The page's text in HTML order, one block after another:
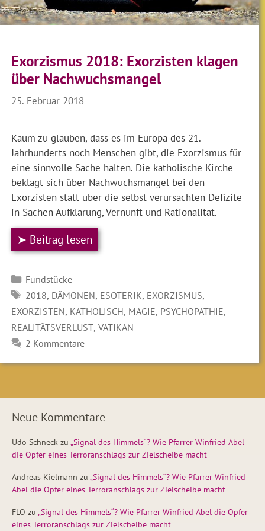
Exorzismus 2018: Exorzisten klagen
über Nachwuchsmangel
25. Februar 2018
Kaum zu glauben, dass es im Europa des 21.
Jahrhunderts noch Menschen gibt, die Exorzismus für
eine sinnvolle Sache halten. Die katholische Kirche
beklagt sich über Nachwuchsmangel bei den
Exorzisten statt über die selbst verursachten Defizite
in Sachen Aufklärung, Vernunft und Rationalität.
➤ Beitrag lesen
Kategorien
Fundstücke
SCHLAGWÖRTER
2018, DÄMONEN, ESOTERIK, EXORZISMUS,
EXORZISTEN, KATHOLISCH, MAGIE, PSYCHOPATHIE,
REALITÄTSVERLUST,VATIKAN
2 Kommentare
Neue Kommentare
Udo Schneck zu „Signal des Himmels“? Wie Pfarrer Winfried Abel
die Opfer eines Terroranschlags zur Zielscheibe macht
Andreas Kielmann zu „Signal des Himmels“? Wie Pfarrer Winfried
Abel die Opfer eines Terroranschlags zur Zielscheibe macht
FLO zu „Signal des Himmels“? Wie Pfarrer Winfried Abel die Opfer
eines Terroranschlags zur Zielscheibe macht